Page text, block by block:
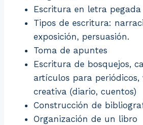
Escritura en letra pegada
Tipos de escritura:
exposición, persuasión.
Toma de apuntes
Escritura de bosquejos,
artículos para periódicos,
creativa (diario, cuentos)
Construcción de
Organización de un libro